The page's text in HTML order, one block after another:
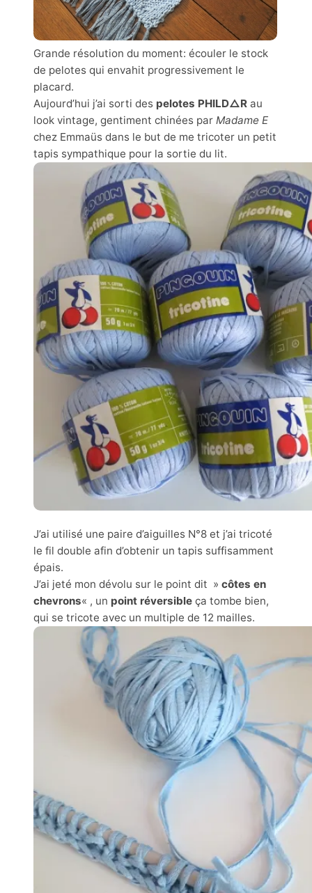
Grande résolution du moment: écouler le stock
de pelotes qui envahit progressivement le
placard.
Aujourd’hui j’ai sorti des pelotes PHILD△R au
look vintage, gentiment chinées par Madame E
chez Emmaüs dans le but de me tricoter un petit
tapis sympathique pour la sortie du lit.
J’ai utilisé une paire d’aiguilles N°8 et j’ai tricoté
le fil double afin d’obtenir un tapis suffisamment
épais.
J’ai jeté mon dévolu sur le point dit » côtes en
chevrons« , un point réversible ça tombe bien,
qui se tricote avec un multiple de 12 mailles.